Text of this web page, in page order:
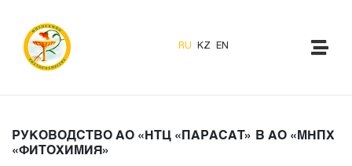
RU KZ EN
РУКОВОДСТВО АО «НТЦ «ПАРАСАТ» В АО «МНПХ
«ФИТОХИМИЯ»